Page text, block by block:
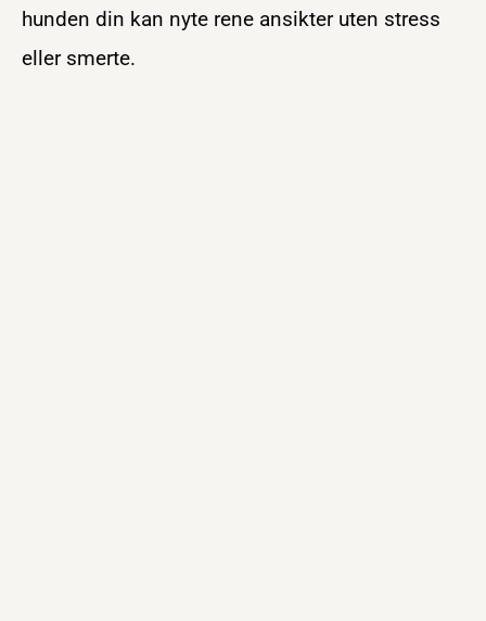
hunden din kan nyte rene ansikter uten stress
eller smerte.